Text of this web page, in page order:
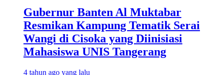
Gubernur Banten Al Muktabar
Resmikan Kampung Tematik Serai
Wangi di Cisoka yang Diinisiasi
Mahasiswa UNIS Tangerang
4 tahun ago yang lalu